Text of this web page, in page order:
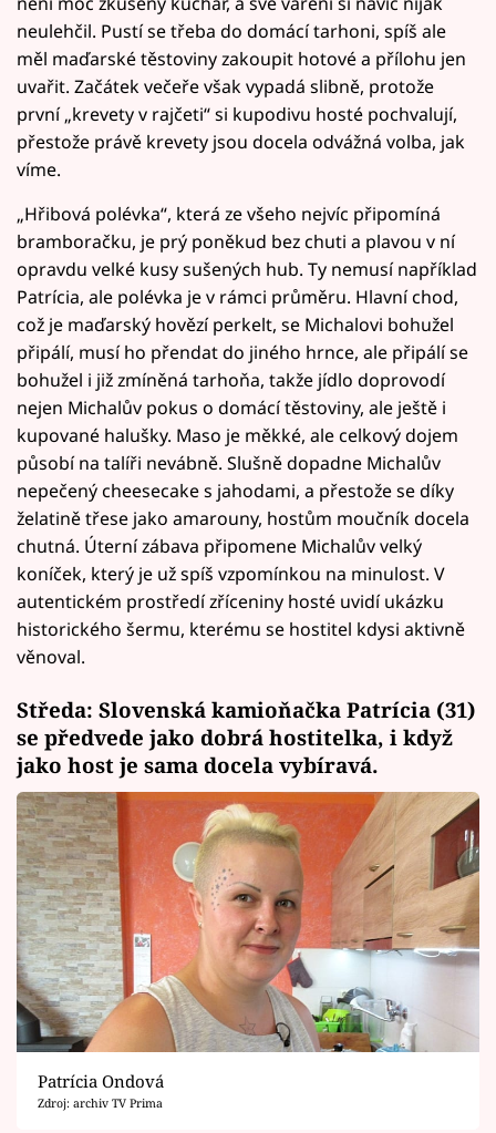
neulehčil. Pustí se třeba do domácí tarhoni, spíš ale
měl maďarské těstoviny zakoupit hotové a přílohu jen
uvařit. Začátek večeře však vypadá slibně, protože
první „krevety v rajčeti“ si kupodivu hosté pochvalují,
přestože právě krevety jsou docela odvážná volba, jak
víme.
„Hřibová polévka“, která ze všeho nejvíc připomíná
bramboračku, je prý poněkud bez chuti a plavou v ní
opravdu velké kusy sušených hub. Ty nemusí například
Patrícia, ale polévka je v rámci průměru. Hlavní chod,
což je maďarský hovězí perkelt, se Michalovi bohužel
připálí, musí ho přendat do jiného hrnce, ale připálí se
bohužel i již zmíněná tarhoňa, takže jídlo doprovodí
nejen Michalův pokus o domácí těstoviny, ale ještě i
kupované halušky. Maso je měkké, ale celkový dojem
působí na talíři nevábně. Slušně dopadne Michalův
nepečený cheesecake s jahodami, a přestože se díky
želatině třese jako amarouny, hostům moučník docela
chutná. Úterní zábava připomene Michalův velký
koníček, který je už spíš vzpomínkou na minulost. V
autentickém prostředí zříceniny hosté uvidí ukázku
historického šermu, kterému se hostitel kdysi aktivně
věnoval.
Středa: Slovenská kamioňačka Patrícia (31)
se předvede jako dobrá hostitelka, i když
jako host je sama docela vybíravá.
Patrícia Ondová
Zdroj: archiv TV Prima